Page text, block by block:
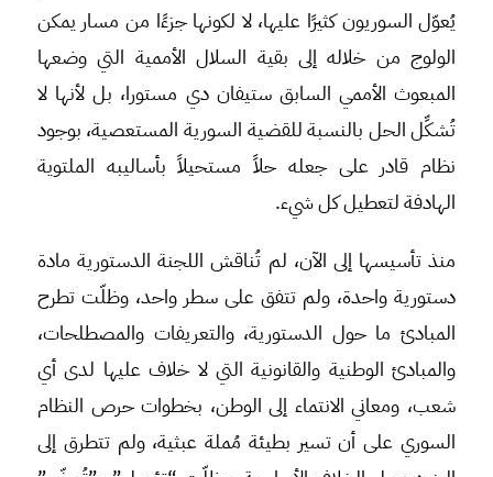
يُعوّل السوريون كثيرًا عليها، لا لكونها جزءًا من مسار يمكن
الولوج من خلاله إلى بقية السلال الأممية التي وضعها
المبعوث الأممي السابق ستيفان دي مستورا، بل لأنها لا
تُشكِّل الحل بالنسبة للقضية السورية المستعصية، بوجود
نظام قادر على جعله حلاً مستحيلاً بأساليبه الملتوية
الهادفة لتعطيل كل شيء.
منذ تأسيسها إلى الآن، لم تُناقش اللجنة الدستورية مادة
دستورية واحدة، ولم تتفق على سطر واحد، وظلّت تطرح
المبادئ ما حول الدستورية، والتعريفات والمصطلحات،
والمبادئ الوطنية والقانونية التي لا خلاف عليها لدى أي
شعب، ومعاني الانتماء إلى الوطن، بخطوات حرص النظام
السوري على أن تسير بطيئة مُملة عبثية، ولم تتطرق إلى